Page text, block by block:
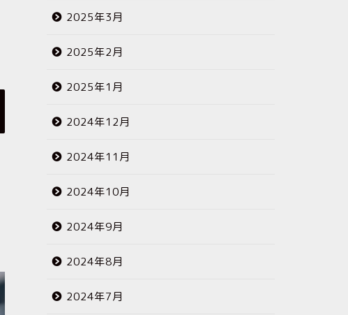
2025年3月
2025年2月
2025年1月
2024年12月
2024年11月
2024年10月
2024年9月
2024年8月
2024年7月